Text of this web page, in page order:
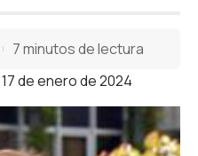
de enero de 2024
7 minutos de lectura